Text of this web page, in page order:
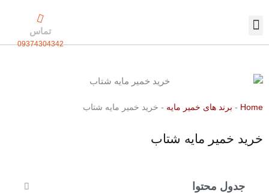
تماس
09374304342
Home
- برند های خمیر مایه - خرید خمیر مایه شتاب
خرید خمیر مایه شتاب
جدول محتوا